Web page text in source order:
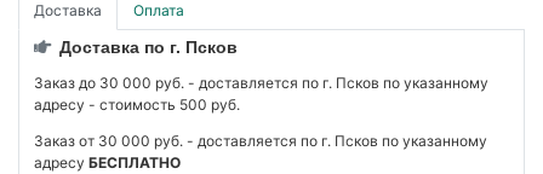
Доставка Оплата
Доставка по г. Псков
Заказ до 30 000 руб. - доставляется по г. Псков по указанному
адресу - стоимость 500 руб.
Заказ от 30 000 руб. - доставляется по г. Псков по указанному
адресу БЕСПЛАТНО